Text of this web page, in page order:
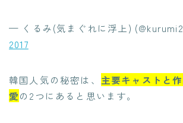
— くるみ(気まぐれに浮上)
2017
韓国人気の秘密は、 主要キャストと
愛の2つにあると思います。